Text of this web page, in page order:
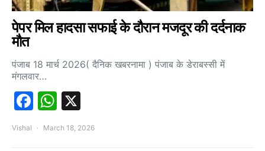
पेपर मिल हादसा सफाई के दौरान मजदूर की दर्दनाक
मौत
पंजाब 18 मार्च 2026( दैनिक खबरनामा ) पंजाब के डेराबस्सी में
मंगलवार…
Facebook
WhatsApp
Vishal March 18, 2026